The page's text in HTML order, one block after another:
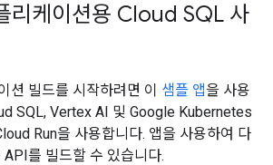
리케이션용 Cloud SQL 사
션 빌드를 시작하려면 이 샘플 앱을 사용
SQL, Vertex AI 및 Google Kubernetes
Run을 사용합니다. 앱을 사용하여 다
를 빌드할 수 있습니다.